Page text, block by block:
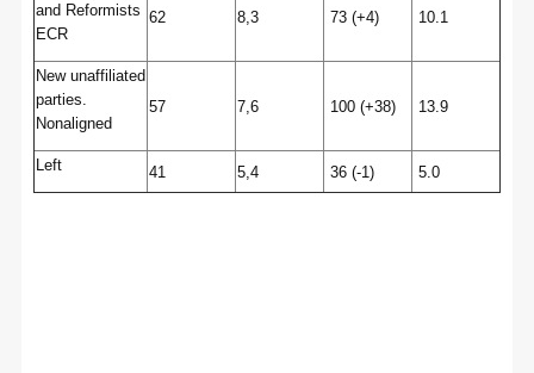
and Reformists
ECR
62 8,3 73 (+4) 10.1
New unaffiliated
parties.
Nonaligned
57 7,6 100 (+38) 13.9
Left 41 5,4 36 (-1) 5.0